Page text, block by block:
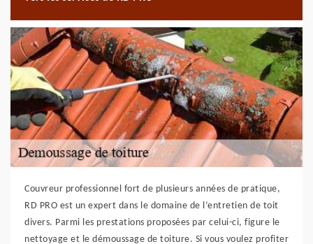
Couvreur professionnel fort de plusieurs années de pratique,
RD PRO est un expert dans le domaine de l’entretien de toit
divers. Parmi les prestations proposées par celui-ci, figure le
nettoyage et le démoussage de toiture. Si vous voulez profiter